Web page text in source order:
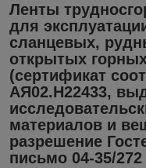
Ленты
для
сланцевых,
открытых
(сертификат
АЯ02.Н22433,
материалов и
разрешение
письмо 04-35/272